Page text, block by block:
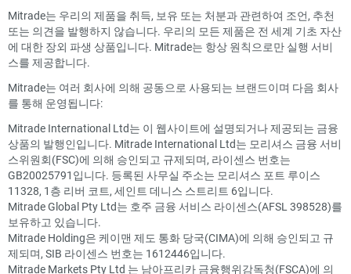
Mitrade는 우리의 제품을 취득, 보유 또는 처분과 관련하여 조언, 추천
또는 의견을 발행하지 않습니다. 우리의 모든 제품은 전 세계 기초 자산
에 대한 장외 파생 상품입니다. Mitrade는 항상 원칙으로만 실행 서비
스를 제공합니다.
Mitrade는 여러 회사에 의해 공동으로 사용되는 브랜드이며 다음 회사
를 통해 운영됩니다:
Mitrade International Ltd는 이 웹사이트에 설명되거나 제공되는 금융
상품의 발행인입니다. Mitrade International Ltd는 모리셔스 금융 서비
스위원회(FSC)에 의해 승인되고 규제되며, 라이센스 번호는
GB20025791입니다. 등록된 사무실 주소는 모리셔스 포트 루이스
11328, 1층 리버 코트, 세인트 데니스 스트리트 6입니다.
Mitrade Global Pty Ltd는 호주 금융 서비스 라이센스(AFSL 398528)를
보유하고 있습니다.
Mitrade Holding은 케이맨 제도 통화 당국(CIMA)에 의해 승인되고 규
제되며, SIB 라이센스 번호는 1612446입니다.
Mitrade Markets Pty Ltd 는 남아프리카 금융행위감독청(FSCA)에 의